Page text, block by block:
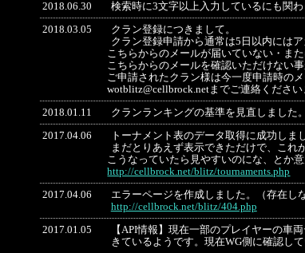
2018.06.30 検索時に3文字以上入力しているにも関
2018.03.05
クラン登録につきまして。
クラン登録申請から通常は5日以内には
こちらからのメールが届いていない・ま
こちらからのメールを確認いただけない
ご申請されたクラン様は今一度申請時の
wotblitz@cellbrock.netまでご連絡ください
2018.01.11 クランランキングの基準を見直しました。
2017.04.06
トーナメント表のデータ取得に成功しま
まだとりあえず表示できただけで、これ
こうなっていたら見やすいのにな、とか
http://cellbrock.net/blitz/tournaments.php
2017.04.06
エラーページを作成しました。（存在し
http://cellbrock.net/blitz/404.php
2017.01.05
【API情報】現在一部のプレイヤーの車
きているようです。現在WG側に確認し